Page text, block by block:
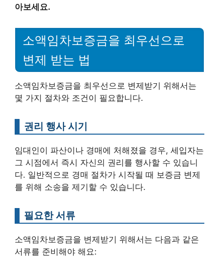
아보세요.
소액임차보증금을 최우선으로
변제 받는 법
소액임차보증금을 최우선으로 변제받기 위해서는
몇 가지 절차와 조건이 필요합니다.
권리 행사 시기
임대인이 파산이나 경매에 처해졌을 경우, 세입자는
그 시점에서 즉시 자신의 권리를 행사할 수 있습니
다. 일반적으로 경매 절차가 시작될 때 보증금 변제
를 위해 소송을 제기할 수 있습니다.
필요한 서류
소액임차보증금을 변제받기 위해서는 다음과 같은
서류를 준비해야 해요: